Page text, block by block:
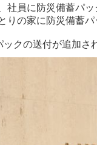
社員に防災備蓄パ
の家に防災備蓄パ
ックの送付が追加さ